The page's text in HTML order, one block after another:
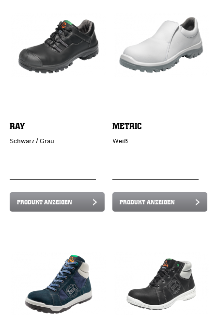
RAY
Schwarz / Grau
PRODUKT ANZEIGEN
METRIC
Weiß
PRODUKT ANZEIGEN